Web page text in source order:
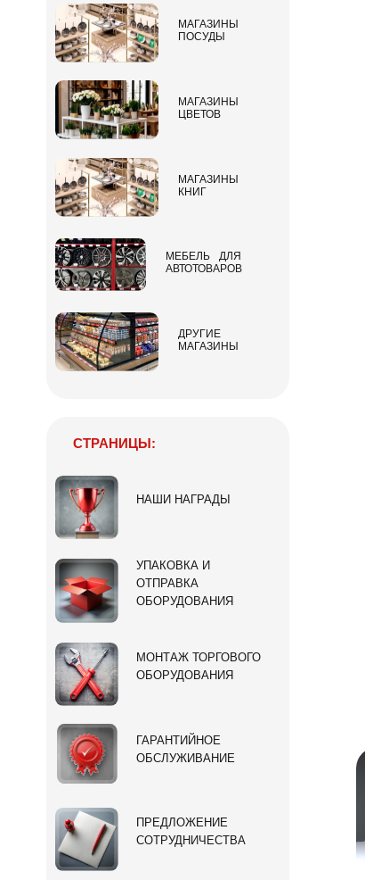
МАГАЗИНЫ
ПОСУДЫ
МАГАЗИНЫ
ЦВЕТОВ
МАГАЗИНЫ
КНИГ
МЕБЕЛЬ ДЛЯ
АВТОТОВАРОВ
ДРУГИЕ
МАГАЗИНЫ
СТРАНИЦЫ:
НАШИ НАГРАДЫ
УПАКОВКА И
ОТПРАВКА
ОБОРУДОВАНИЯ
МОНТАЖ ТОРГОВОГО
ОБОРУДОВАНИЯ
ГАРАНТИЙНОЕ
ОБСЛУЖИВАНИЕ
ПРЕДЛОЖЕНИЕ
СОТРУДНИЧЕСТВА